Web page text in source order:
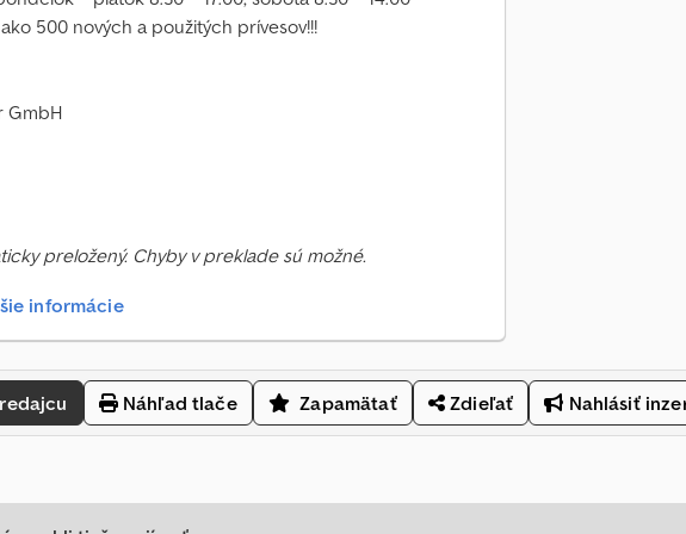
500 nových a použitých prívesov!!!
GmbH
preložený. Chyby v preklade sú možné.
informácie
Náhľad tlače Zapamätať Zdieľať Nahlásiť